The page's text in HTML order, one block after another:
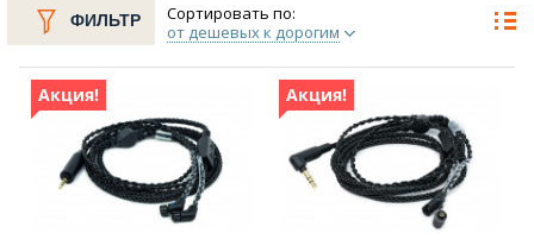
Отправить
ФИЛЬТР
Сортировать по:
от дешевых к дорогим
Акция! Акция!